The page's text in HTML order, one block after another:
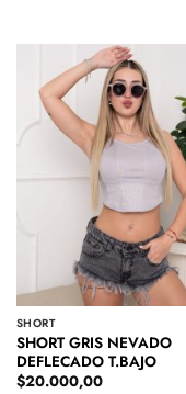
SHORT
SHORT GRIS NEVADO
DEFLECADO T.BAJO
$20.000,00